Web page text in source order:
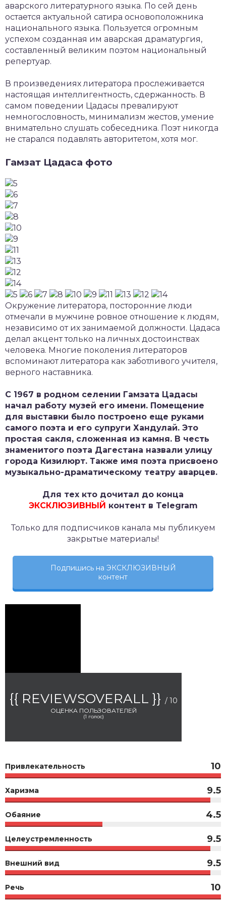
аварского литературного языка. По сей день
остается актуальной сатира основоположника
национального языка. Пользуется огромным
успехом созданная им аварская драматургия,
составленный великим поэтом национальный
репертуар.
В произведениях литератора прослеживается
настоящая интеллигентность, сдержанность. В
самом поведении Цадасы превалируют
немногословность, минимализм жестов, умение
внимательно слушать собеседника. Поэт никогда
не старался подавлять авторитетом, хотя мог.
Гамзат Цадаса фото
Окружение литератора, посторонние люди
отмечали в мужчине ровное отношение к людям,
независимо от их занимаемой должности. Цадаса
делал акцент только на личных достоинствах
человека. Многие поколения литераторов
вспоминают литератора как заботливого учителя,
верного наставника.
С 1967 в родном селении Гамзата Цадасы
начал работу музей его имени. Помещение
для выставки было построено еще руками
самого поэта и его супруги Хандулай. Это
простая сакля, сложенная из камня. В честь
знаменитого поэта Дагестана назвали улицу
города Кизилюрт. Также имя поэта присвоено
музыкально-драматическому театру аварцев.
Для тех кто дочитал до конца
ЭКСКЛЮЗИВНЫЙ контент в Telegram
Только для подписчиков канала мы публикуем
закрытые материалы!
Подпишись на ЭКСКЛЮЗИВНЫЙ
контент
{{ REVIEWSOVERALL }} / 10
ОЦЕНКА ПОЛЬЗОВАТЕЛЕЙ
(1 голос)
Привлекательность 10
Харизма 9.5
Обаяние 4.5
Целеустремленность 9.5
Внешний вид 9.5
Речь 10